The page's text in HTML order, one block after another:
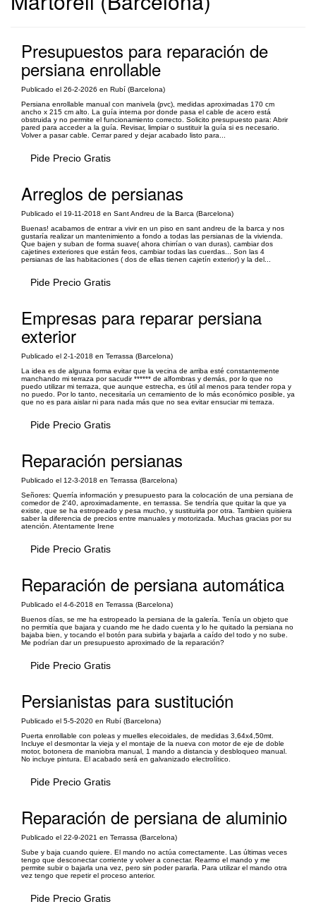
Presupuestos para reparación de
persiana enrollable
Publicado el 26-2-2026 en Rubí (Barcelona)
Persiana enrollable manual con manivela (pvc), medidas aproximadas 170 cm
ancho x 215 cm alto. La guía interna por donde pasa el cable de acero está
obstruida y no permite el funcionamiento correcto. Solicito presupuesto para: Abrir
pared para acceder a la guía. Revisar, limpiar o sustituir la guía si es necesario.
Volver a pasar cable. Cerrar pared y dejar acabado listo para...
Pide Precio Gratis
Arreglos de persianas
Publicado el 19-11-2018 en Sant Andreu de la Barca (Barcelona)
Buenas! acabamos de entrar a vivir en un piso en sant andreu de la barca y nos
gustaría realizar un mantenimiento a fondo a todas las persianas de la vivienda.
Que bajen y suban de forma suave( ahora chirrían o van duras), cambiar dos
cajetines exteriores que están feos, cambiar todas las cuerdas... Son las 4
persianas de las habitaciones ( dos de ellas tienen cajetín exterior) y la del...
Pide Precio Gratis
Empresas para reparar persiana
exterior
Publicado el 2-1-2018 en Terrassa (Barcelona)
La idea es de alguna forma evitar que la vecina de arriba esté constantemente
manchando mi terraza por sacudir ****** de alfombras y demás, por lo que no
puedo utilizar mi terraza, que aunque estrecha, es útil al menos para tender ropa y
no puedo. Por lo tanto, necesitaría un cerramiento de lo más económico posible, ya
que no es para aislar ni para nada más que no sea evitar ensuciar mi terraza.
Pide Precio Gratis
Reparación persianas
Publicado el 12-3-2018 en Terrassa (Barcelona)
Señores: Querría información y presupuesto para la colocación de una persiana de
comedor de 2'40, aproximadamente, en terrassa. Se tendría que quitar la que ya
existe, que se ha estropeado y pesa mucho, y sustituirla por otra. Tambien quisiera
saber la diferencia de precios entre manuales y motorizada. Muchas gracias por su
atención. Atentamente Irene
Pide Precio Gratis
Reparación de persiana automática
Publicado el 4-6-2018 en Terrassa (Barcelona)
Buenos días, se me ha estropeado la persiana de la galería. Tenía un objeto que
no permitía que bajara y cuando me he dado cuenta y lo he quitado la persiana no
bajaba bien, y tocando el botón para subirla y bajarla a caído del todo y no sube.
Me podrían dar un presupuesto aproximado de la reparación?
Pide Precio Gratis
Persianistas para sustitución
Publicado el 5-5-2020 en Rubí (Barcelona)
Puerta enrollable con poleas y muelles elecoidales, de medidas 3,64x4,50mt.
Incluye el desmontar la vieja y el montaje de la nueva con motor de eje de doble
motor, botonera de maniobra manual, 1 mando a distancia y desbloqueo manual.
No incluye pintura. El acabado será en galvanizado electrolítico.
Pide Precio Gratis
Reparación de persiana de aluminio
Publicado el 22-9-2021 en Terrassa (Barcelona)
Sube y baja cuando quiere. El mando no actúa correctamente. Las últimas veces
tengo que desconectar corriente y volver a conectar. Rearmo el mando y me
permite subir o bajarla una vez, pero sin poder pararla. Para utilizar el mando otra
vez tengo que repetir el proceso anterior.
Pide Precio Gratis